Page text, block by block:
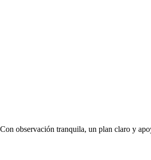
observación tranquila, un plan claro y